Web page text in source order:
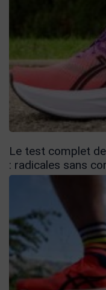
Le test complet
: radicales sans